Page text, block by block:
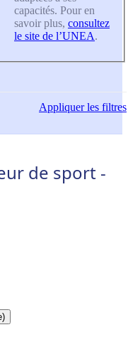
capacités. Pour en
savoir plus, consultez
le site de l’UNEA.
Appliquerles filtres
de sport -